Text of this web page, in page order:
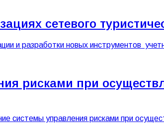
сетевого
и разработки новых инструментов
рисками при
системы управления рисками при